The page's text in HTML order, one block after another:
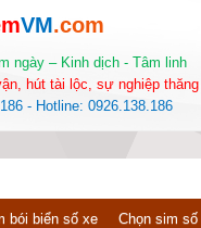
VM.com
ngày – Kinh dịch - Tâm linh
hút tài lộc, sự nghiệp
- Hotline: 0926.138.186
bói biển số xe Chọn sim số